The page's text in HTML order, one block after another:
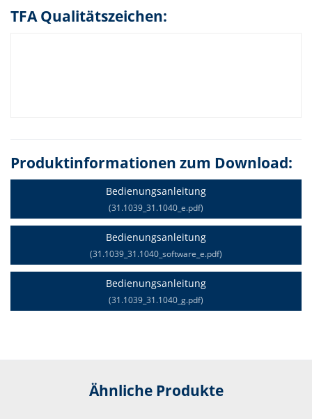
TFA Qualitätszeichen:
Produktinformationen zum Download:
Bedienungsanleitung
(31.1039_31.1040_e.pdf)
Bedienungsanleitung
(31.1039_31.1040_software_e.pdf)
Bedienungsanleitung
(31.1039_31.1040_g.pdf)
Ähnliche Produkte